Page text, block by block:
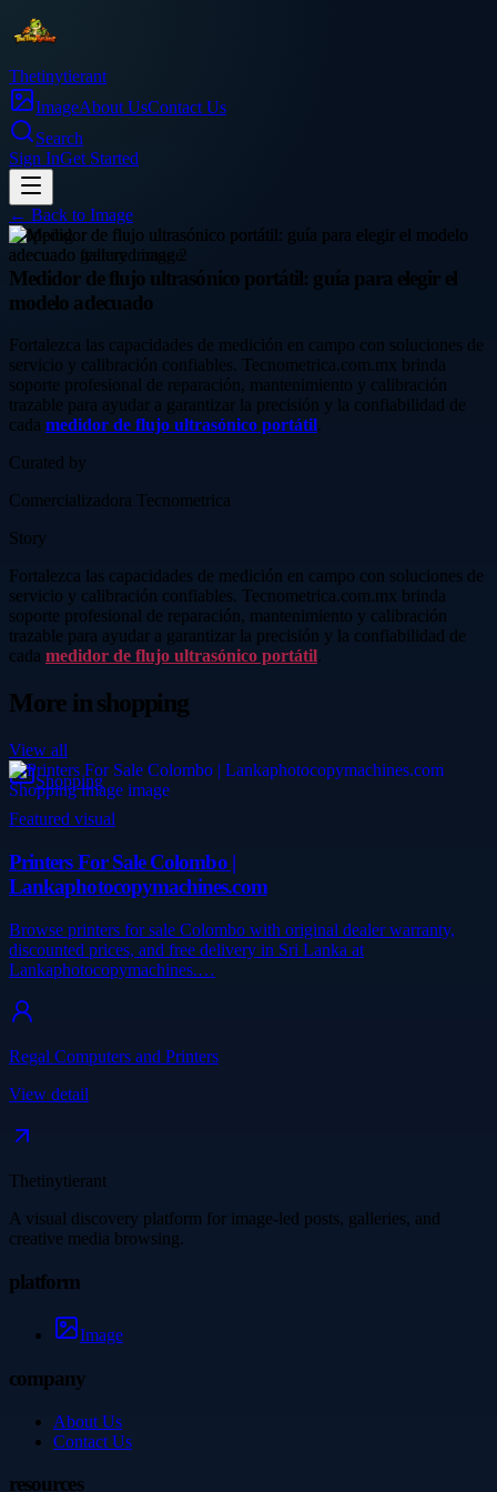
Thetinytierant
ImageAbout UsContact Us
Search
Sign InGet Started
← Back to Image
shopping
Medidor de flujo ultrasónico portátil: guía para elegir el
modelo adecuado
Fortalezca las capacidades de medición en campo con soluciones de
servicio y calibración confiables. Tecnometrica.com.mx brinda
soporte profesional de reparación, mantenimiento y calibración
trazable para ayudar a garantizar la precisión y la confiabilidad de
cada medidor de flujo ultrasónico portátil.
Curated by
Comercializadora Tecnometrica
Story
Fortalezca las capacidades de medición en campo con soluciones de
servicio y calibración confiables. Tecnometrica.com.mx brinda
soporte profesional de reparación, mantenimiento y calibración
trazable para ayudar a garantizar la precisión y la confiabilidad de
cada medidor de flujo ultrasónico portátil.
More inshopping
View all
Shopping
Featured visual
Printers For Sale Colombo |
Lankaphotocopymachines.com
Browse printers for sale Colombo with original dealer warranty,
discounted prices, and free delivery in Sri Lanka at
Lankaphotocopymachines.…
Regal Computers and Printers
View detail
Thetinytierant
A visual discovery platform for image-led posts, galleries, and
creative media browsing.
platform
Image
company
About Us
Contact Us
resources